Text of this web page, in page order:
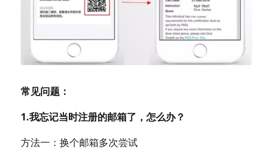
常见问题：
1.我忘记当时注册的邮箱了，怎么办？
方法一：换个邮箱多次尝试